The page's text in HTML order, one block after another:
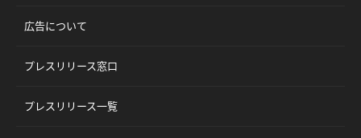
広告について
プレスリリース窓口
プレスリリース一覧